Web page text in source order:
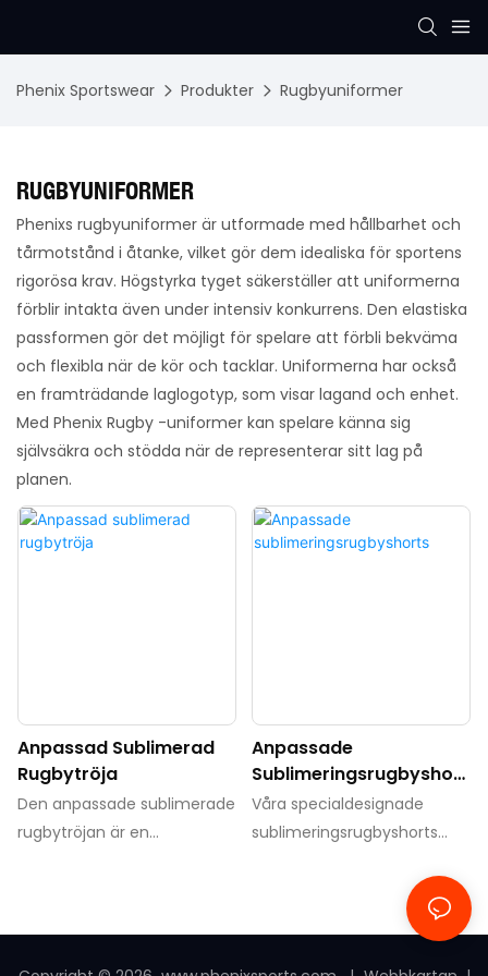
Phenix Sportswear Produkter Rugbyuniformer
RUGBYUNIFORMER
Phenixs rugbyuniformer är utformade med hållbarhet och
tårmotstånd i åtanke, vilket gör dem idealiska för sportens
rigorösa krav. Högstyrka tyget säkerställer att uniformerna
förblir intakta även under intensiv konkurrens. Den elastiska
passformen gör det möjligt för spelare att förbli bekväma
och flexibla när de kör och tacklar. Uniformerna har också
en framträdande laglogotyp, som visar lagand och enhet.
Med Phenix Rugby -uniformer kan spelare känna sig
självsäkra och stödda när de representerar sitt lag på
planen.
Anpassad Sublimerad
Rugbytröja
Den anpassade sublimerade
rugbytröjan är en
Anpassade
Sublimeringsrugbyshort
S
Våra specialdesignade
sublimeringsrugbyshorts
komfort och hållbarhet för
spelare på alla nivåer.
Tillverkade av högkvalitativt